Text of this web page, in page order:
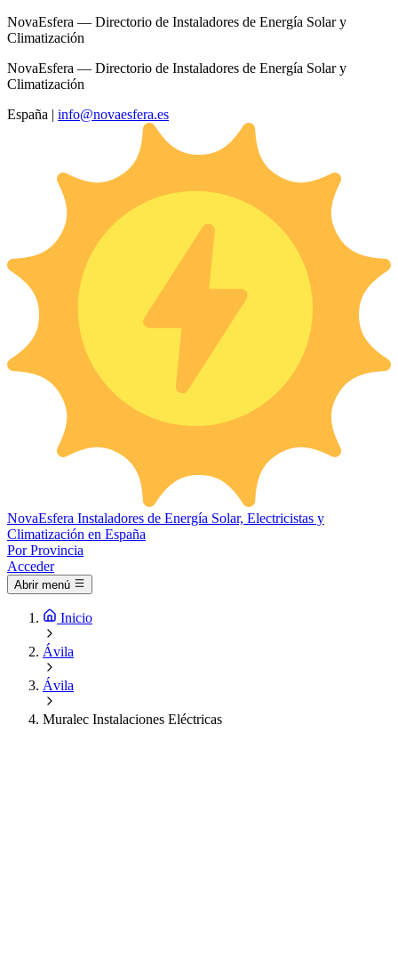
NovaEsfera — Directorio de Instaladores de Energía Solar y
Climatización
NovaEsfera — Directorio de Instaladores de Energía Solar y
Climatización
España | info@novaesfera.es
NovaEsfera Instaladores de Energía Solar, Electricistas y
Climatización en España
Por Provincia
Acceder
Abrir menú
Inicio
Ávila
Ávila
Muralec Instalaciones Eléctricas